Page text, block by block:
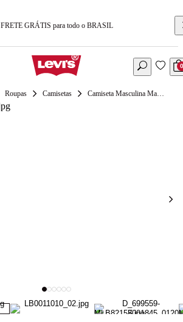
FRETE GRÁTIS para todo o BRASIL
0
Roupas Camisetas Camiseta Masculina Manga Curta